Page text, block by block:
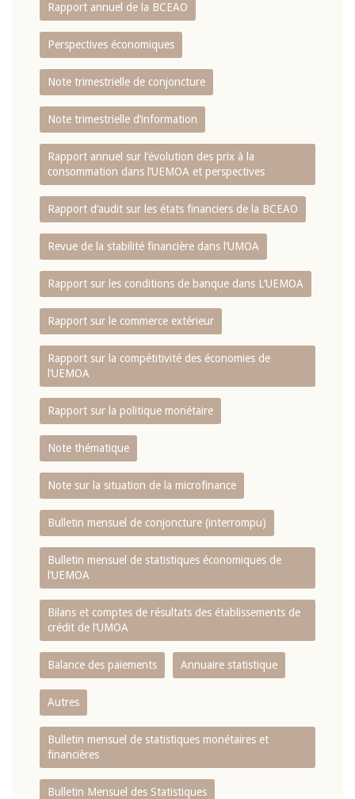
Rapport annuel de la BCEAO
Perspectives économiques
Note trimestrielle de conjoncture
Note trimestrielle d‘information
Rapport annuel sur l‘évolution des prix à la
consommation dans l‘UEMOA et perspectives
Rapport d‘audit sur les états financiers de la BCEAO
Revue de la stabilité financière dans l‘UMOA
Rapport sur les conditions de banque dans L‘UEMOA
Rapport sur le commerce extérieur
Rapport sur la compétitivité des économies de
l‘UEMOA
Rapport sur la politique monétaire
Note thématique
Note sur la situation de la microfinance
Bulletin mensuel de conjoncture (interrompu)
Bulletin mensuel de statistiques économiques de
l‘UEMOA
Bilans et comptes de résultats des établissements de
crédit de l‘UMOA
Balance des paiements Annuaire statistique
Autres
Bulletin mensuel de statistiques monétaires et
financières
Bulletin Mensuel des Statistiques